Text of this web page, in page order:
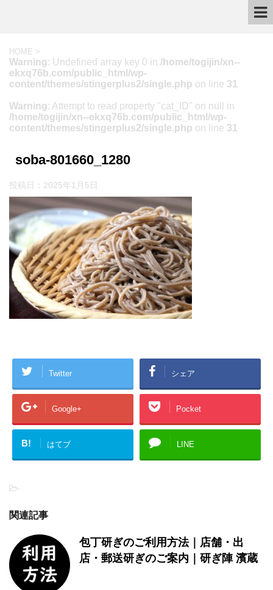
HOME >
Warning: Undefined array key 0 in /home/togijin/xn--
ekxq76b.com/public_html/wp-
content/themes/stingerplus2/single.php on line 31
Warning: Attempt to read property "cat_ID" on null in
/home/togijin/xn--ekxq76b.com/public_html/wp-
content/themes/stingerplus2/single.php on line 31
soba-801660_1280
投稿日： 2025年1月5日
Twitter シェア
Google+ Pocket
B! はてブ LINE
-
関連記事
包丁研ぎのご利用方法｜店舗・出
店・郵送研ぎのご案内｜研ぎ陣 濱蔵